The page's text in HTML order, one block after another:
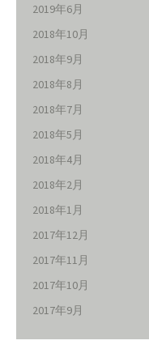
2019年6月
2018年10月
2018年9月
2018年8月
2018年7月
2018年5月
2018年4月
2018年2月
2018年1月
2017年12月
2017年11月
2017年10月
2017年9月